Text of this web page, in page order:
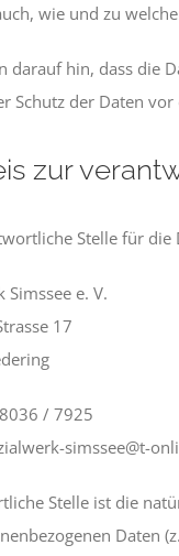
wie und zu
darauf hin, dass die
Schutz der Daten
zur
Stelle für die
Simssee e. V.
17
/ 7925
simssee@t-
Stelle ist die
Daten